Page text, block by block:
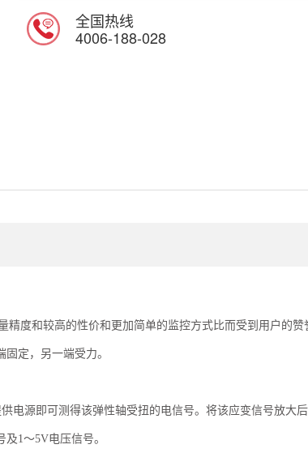
全国热线
4006-188-028
度和较高的性价和更加简单的监控方式比而受到用户的
定，另一端受力。
源即可测得该弹性轴受扭的电信号。将该应变信号放大后
1～5V电压信号。